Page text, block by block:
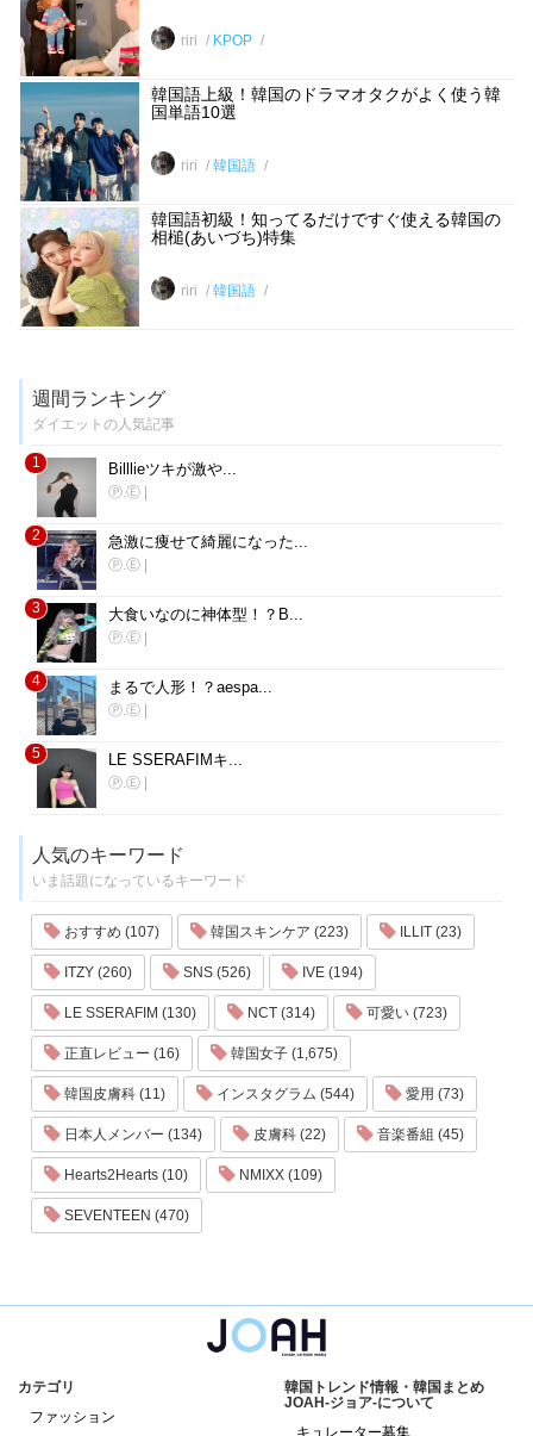
riri KPOP
韓国語上級！韓国のドラマオタクがよく使う韓
国単語10選
riri 韓国語
韓国語初級！知ってるだけですぐ使える韓国の
相槌(あいづち)特集
riri 韓国語
週間ランキング
ダイエットの人気記事
1 Billlieツキが激や...
Ⓟ.Ⓔ |
2 急激に痩せて綺麗になった...
Ⓟ.Ⓔ |
3 大食いなのに神体型！？B...
Ⓟ.Ⓔ |
4 まるで人形！？aespa...
Ⓟ.Ⓔ |
5 LE SSERAFIMキ...
Ⓟ.Ⓔ |
人気のキーワード
いま話題になっているキーワード
おすすめ (107) 韓国スキンケア (223) ILLIT (23)
ITZY (260) SNS (526) IVE (194)
LE SSERAFIM (130) NCT (314) 可愛い (723)
正直レビュー (16) 韓国女子 (1,675)
韓国皮膚科 (11) インスタグラム (544) 愛用 (73)
日本人メンバー (134) 皮膚科 (22) 音楽番組 (45)
Hearts2Hearts (10) NMIXX (109)
SEVENTEEN (470)
カテゴリ
ファッション
韓国トレンド情報・韓国まとめ
JOAH-ジョア-について
キュレーター募集